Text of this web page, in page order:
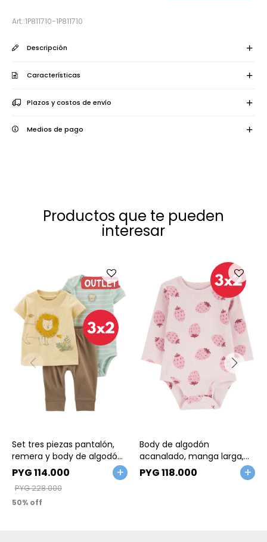
1P811710-1P811710
Descripción
Características
Plazos y costos de envío
Medios de pago
Productos que te pueden
interesar
Set tres piezas pantalón,
remera y body de algodón
estampa león
PYG114.000
PYG228.000
50
Body de algodón
acanalado, manga larga,
diseño frutillas
PYG118.000